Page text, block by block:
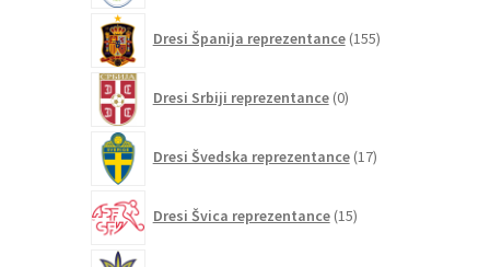
Dresi Španija reprezentance 155izdelkov
Dresi Srbiji reprezentance 0izdelkov
Dresi Švedska reprezentance 17izdelkov
Dresi Švica reprezentance 15izdelkov